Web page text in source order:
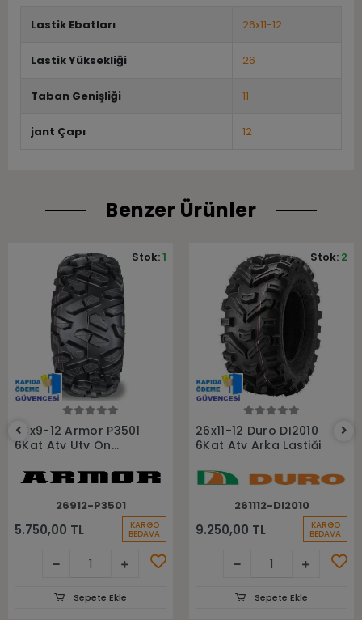
Lastik Ebatları 26x11-12
Lastik Yüksekliği 26
Taban Genişliği 11
jant Çapı 12
Benzer Ürünler
26x9-12 Armor P3501
6Kat Atv Utv Ön
26912-P3501
5.750,00 TL KARGO
BEDAVA
Stok:1
Sepete Ekle
26x11-12 Duro DI2010
6Kat Atv Arka Lastiği
261112-DI2010
9.250,00 TL KARGO
BEDAVA
Stok: 2
Sepete Ekle